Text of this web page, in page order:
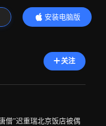
安装电脑版
内容更精彩
关注
僧”迟重瑞北京饭店被偶